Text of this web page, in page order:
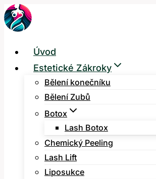
Přeskočit
na
Úvod
Estetické Zákroky
Bělení konečníku
Bělení Zubů
Botox
Lash Botox
Chemický Peeling
Lash Lift
Liposukce